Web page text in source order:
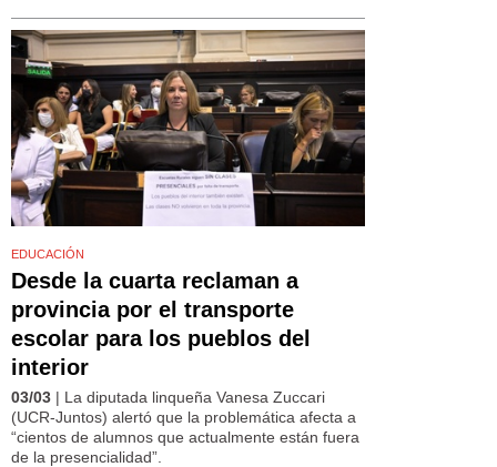
EDUCACIÓN
Desde la cuarta reclaman a
provincia por el transporte
escolar para los pueblos del
interior
03/03 | La diputada linqueña Vanesa Zuccari
(UCR-Juntos) alertó que la problemática afecta a
“cientos de alumnos que actualmente están fuera
de la presencialidad”.